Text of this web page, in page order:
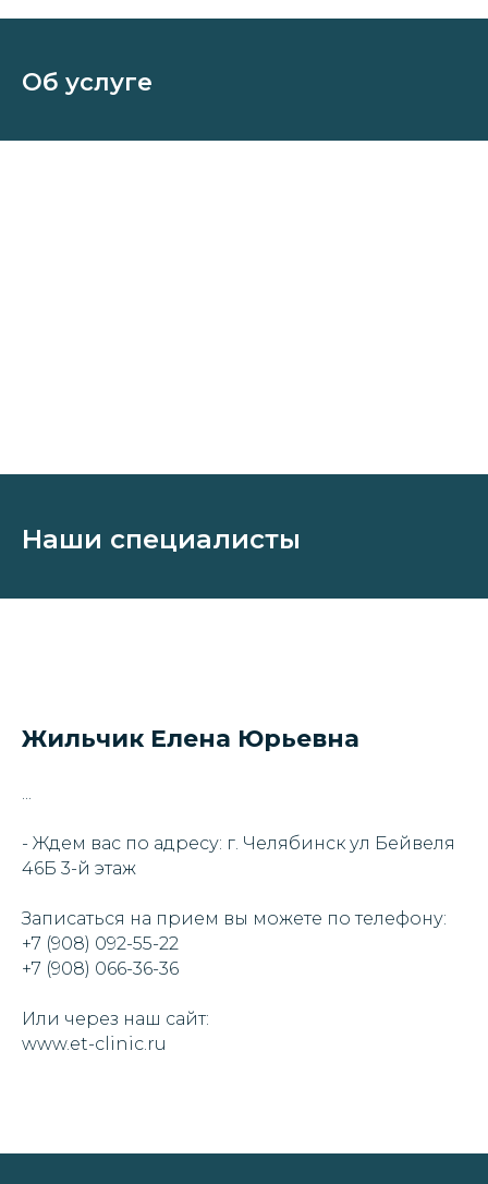
Об услуге
Наши специалисты
Жильчик Елена Юрьевна
...
- Ждем вас по адресу: г. Челябинск ул Бейвеля
46Б 3-й этаж
Записаться на прием вы можете по телефону:
+7 (908) 092-55-22
+7 (908) 066-36-36
Или через наш сайт:
www.et-clinic.ru